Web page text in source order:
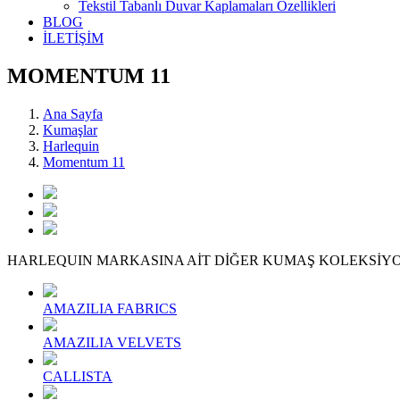
Tekstil Tabanlı Duvar Kaplamaları Özellikleri
BLOG
İLETİŞİM
MOMENTUM 11
Ana Sayfa
Kumaşlar
Harlequin
Momentum 11
HARLEQUIN MARKASINA AİT DİĞER KUMAŞ
AMAZILIA FABRICS
AMAZILIA VELVETS
CALLISTA